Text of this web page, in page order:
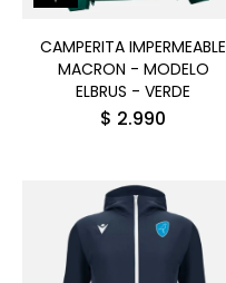
CAMPERITA IMPERMEABLE
MACRON - MODELO
ELBRUS - VERDE
$ 2.990